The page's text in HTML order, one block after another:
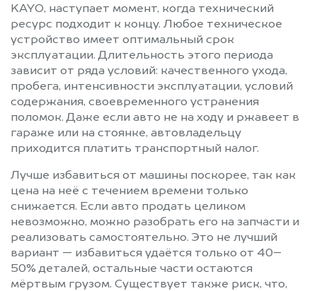
KAYO, наступает момент, когда технический
ресурс подходит к концу. Любое техническое
устройство имеет оптимальный срок
эксплуатации. Длительность этого периода
зависит от ряда условий: качественного ухода,
пробега, интенсивности эксплуатации, условий
содержания, своевременного устранения
поломок. Даже если авто не на ходу и ржавеет в
гараже или на стоянке, автовладельцу
приходится платить транспортный налог.
Лучше избавиться от машины поскорее, так как
цена на неё с течением времени только
снижается. Если авто продать целиком
невозможно, можно разобрать его на запчасти и
реализовать самостоятельно. Это не лучший
вариант — избавиться удаётся только от 40–
50% деталей, остальные части остаются
мёртвым грузом. Существует также риск, что,